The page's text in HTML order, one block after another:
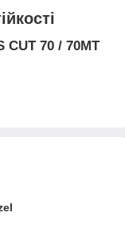
CUT 70 / 70МТ